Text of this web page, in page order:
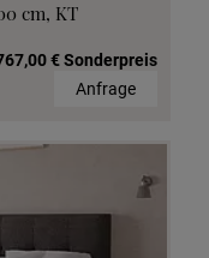
cm, KT
€ Sonderpreis
Anfrage